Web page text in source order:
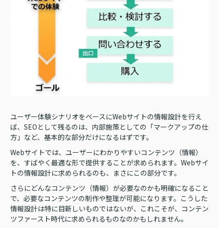
ユーザー体験シナリオをベースにWebサイトの情報設計を行え
ば、SEOとして残るのは、内部施策としての「マークアップの仕
方」など、基本的な部分だけになるはずです。
Webサイトでは、ユーザーにわかりやすいコンテンツ（情報）
を、すばやく最適な形で提供することが求められます。Webサイ
トの情報設計に求められるのも、まさにこの部分です。
さらにどんなコンテンツ（情報）が必要なのかも明確になること
で、必要なコンテンツの制作や整理が可能になります。こうした
情報設計は特に目新しいものではないが、これこそが、コンテン
ツファースト時代に求められるものなのかもしれません。